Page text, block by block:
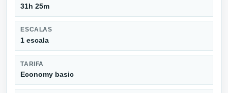
31h 25m
ESCALAS
1 escala
TARIFA
Economy basic